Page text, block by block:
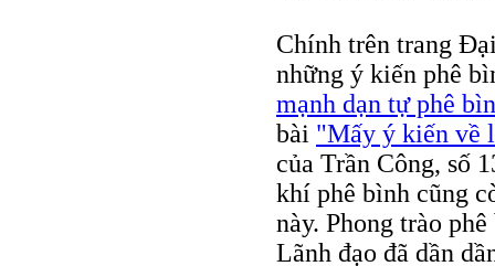
Chính trên trang
những ý kiến phê
mạnh dạn tự phê
bài "Mấy ý kiến về
của Trần Công, số
khí phê bình cũng
này. Phong trào
Lãnh đạo đã dần